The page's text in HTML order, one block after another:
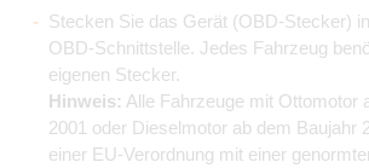
Stecken Sie das Gerät (OBD-Stecker)
OBD-Schnittstelle. Jedes Fahrzeug
eigenen Stecker.
Hinweis: Alle Fahrzeuge mit Ottomotor
2001 oder Dieselmotor ab dem Baujahr
einer EU-Verordnung mit einer